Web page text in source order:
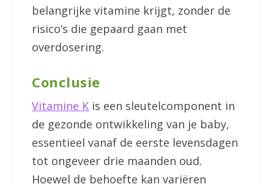
belangrijke vitamine krijgt, zonder de
risico’s die gepaard gaan met
overdosering.
Conclusie
Vitamine K is een sleutelcomponent in
de gezonde ontwikkeling van je baby,
essentieel vanaf de eerste levensdagen
tot ongeveer drie maanden oud.
Hoewel de behoefte kan variëren